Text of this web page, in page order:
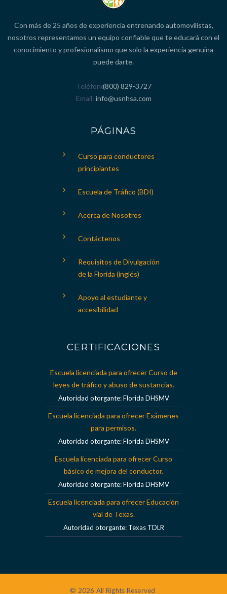
Con más de 25 años de experiencia entrenando automovilistas,
nosotros representamos un equipo confiable que te educará con el
conocimiento y profesionalismo que solo la experiencia genuina
puede darte.
Teléfono(800) 829-3727
Email info@usnhsa.com
PÁGINAS
Curso para conductores
principiantes
Escuela de Tráfico (BDI)
Acerca de Nosotros
Contáctenos
Requisitos de Divulgación
de la Florida (inglés)
Apoyo al estudiante y
accesibilidad
CERTIFICACIONES
Escuela licenciada para ofrecer Curso de
leyes de tráfico y abuso de sustancias.
Autoridad otorgante: Florida DHSMV
Escuela licenciada para ofrecer Exámenes
para permisos.
Autoridad otorgante: Florida DHSMV
Escuela licenciada para ofrecer Curso
básico de mejora del conductor.
Autoridad otorgante: Florida DHSMV
Escuela licenciada para ofrecer Educación
vial de Texas.
Autoridad otorgante: Texas TDLR
© 2026 All Rights Reserved